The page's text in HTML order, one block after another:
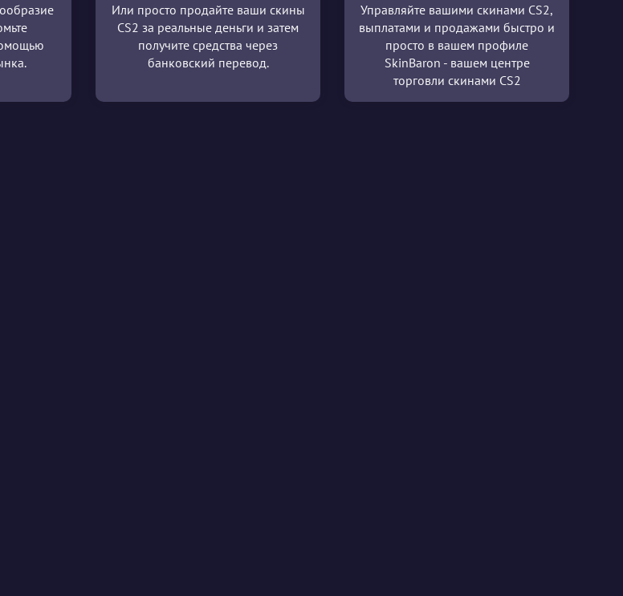
Или просто продайте ваши скины
CS2 за реальные деньги и затем
получите средства через
банковский перевод.
Управляйте вашими скинами CS2,
выплатами и продажами быстро и
просто в вашем профиле
SkinBaron - вашем центре
торговли скинами CS2